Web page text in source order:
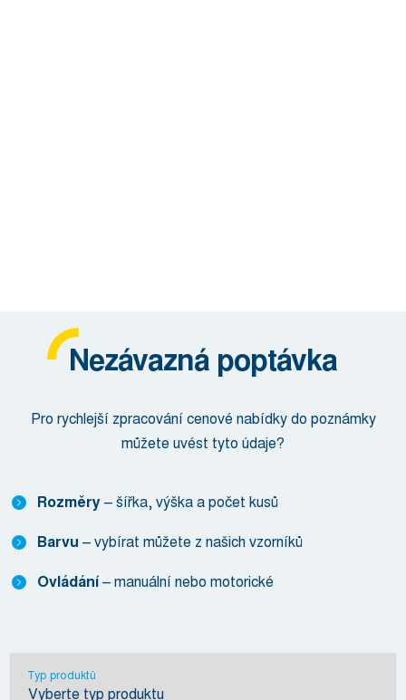
Nezávazná poptávka
Pro rychlejší zpracování cenové nabídky do poznámky
můžete uvést tyto údaje?
Rozměry – šířka, výška a počet kusů
Barvu – vybírat můžete z našich vzorníků
Ovládání– manuální nebo motorické
Typ produktů